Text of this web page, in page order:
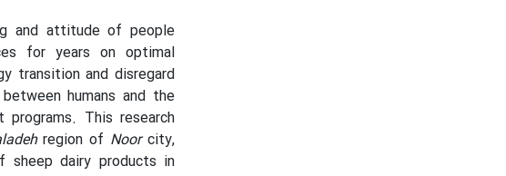
and attitude of people
for years on optimal
transition and disregard
humans and the
This research
region of Noorcity,
sheep dairy products in